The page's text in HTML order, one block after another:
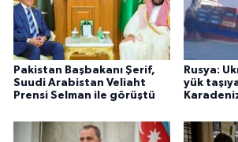
Pakistan Başbakanı Şerif,
Suudi Arabistan Veliaht
Prensi Selman ile görüştü
Rusya:
yük